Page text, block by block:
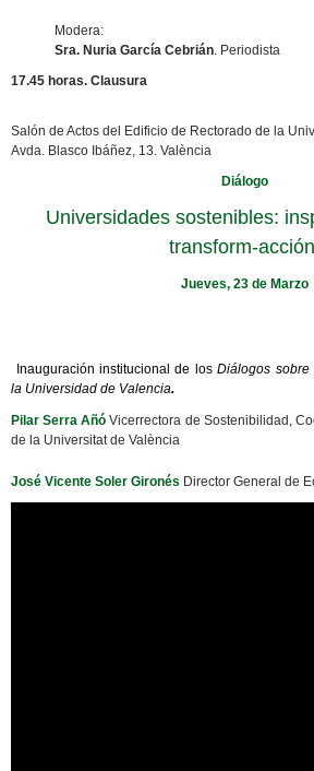
Modera:
Sra. Nuria García Cebrián . Periodista
17.45 horas. Clausura
Salón de Actos del Edificio de Rectorado de la
Avda. Blasco Ibáñez, 13. València
Diálogo
Universidades sostenibles:
transform-
Jueves, 23 de Marzo
Inauguración institucional de losDiálogos sobre
la Universidad de Valencia.
Pilar Serra Añó Vicerrectora de Sostenibilidad,
de la Universitat de València
José Vicente Soler Gironés Director General de